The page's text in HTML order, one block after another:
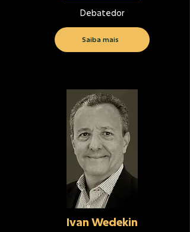
Debatedor
Saiba mais
Ivan Wedekin